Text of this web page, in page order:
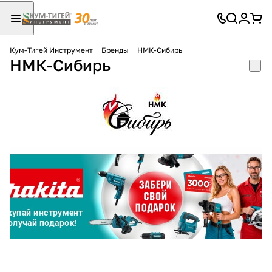
Кум-Тигей Инструмент Бренды НМК-Сибирь
НМК-Сибирь
Для клиентов всех банков
на части
График платежей
Сегодня
25%